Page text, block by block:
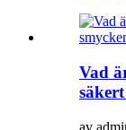
Vad
av